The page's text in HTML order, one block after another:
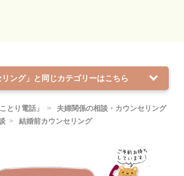
リング」と同じカテゴリーはこちら
とり電話」
夫婦関係の相談・カウンセリング
結婚前カウンセリング